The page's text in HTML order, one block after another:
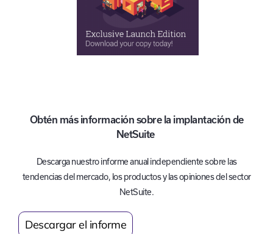
Obtén más información sobre la implantación de
NetSuite
Descarga nuestro informe anual independiente sobre las
tendencias del mercado, los productos y las opiniones del sector
NetSuite.
Descargar el informe